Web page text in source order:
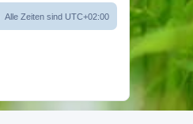
Alle Zeiten sind UTC+02:00